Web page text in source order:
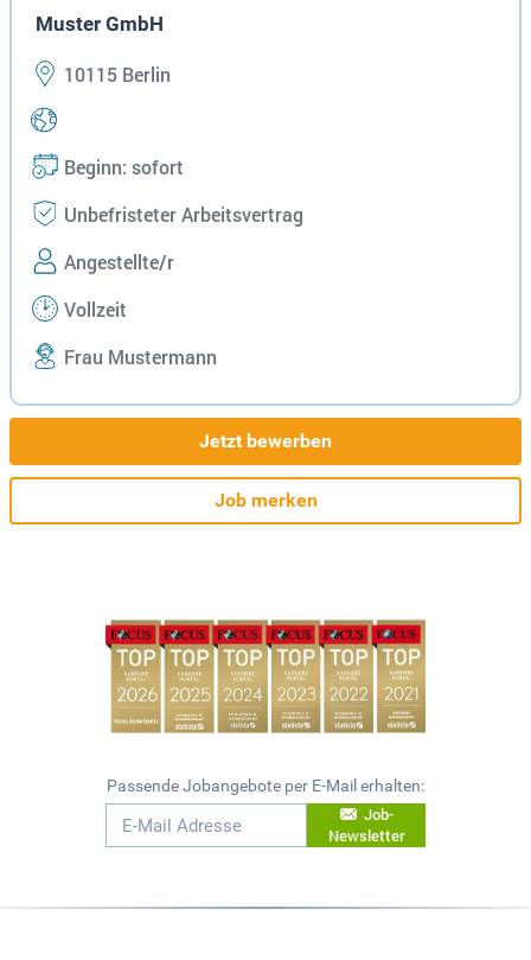
Muster GmbH
10115 Berlin
Beginn: sofort
Unbefristeter Arbeitsvertrag
Angestellte/r
Vollzeit
Frau Mustermann
Jetzt bewerben
Job merken
Passende Jobangebote per E-Mail erhalten:
Job-
Newsletter